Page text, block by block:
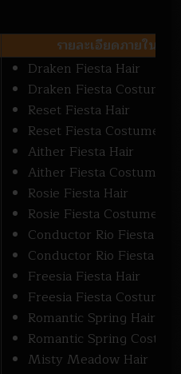
รายละเอียดภายใน
Draken Fiesta Hair
Draken Fiesta Costume
Reset Fiesta Hair
Reset Fiesta Costume
Aither Fiesta Hair
Aither Fiesta Costume
Rosie Fiesta Hair
Rosie Fiesta Costume
Conductor Rio Fiesta
Conductor Rio Fiesta
Freesia Fiesta Hair
Freesia Fiesta Costume
Romantic Spring Hair
Romantic Spring
Misty Meadow Hair